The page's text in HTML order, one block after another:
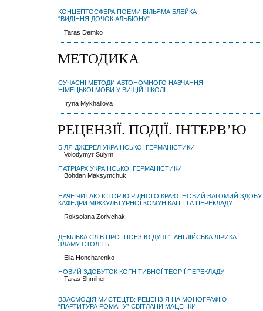
КОНЦЕПТОСФЕРА ПОЕМИ ВІЛЬЯМА БЛЕЙКА
“ВИДІННЯ ДОЧОК АЛЬБІОНУ”
Taras Demko
МЕТОДИКА
СУЧАСНІ МЕТОДИ АВТОНОМНОГО НАВЧАННЯ
НІМЕЦЬКОЇ МОВИ У ВИЩІЙ ШКОЛІ
Iryna Mykhailova
РЕЦЕНЗІЇ. ПОДІЇ. ІНТЕРВ’Ю
БІЛЯ ДЖЕРЕЛ УКРАЇНСЬКОЇ ГЕРМАНІСТИКИ
Volodymyr Sulym
ПАТРІАРХ УКРАЇНСЬКОЇ ГЕРМАНІСТИКИ
Bohdan Maksymchuk
НАЧЕ ЧИТАЮ ІСТОРІЮ РІДНОГО КРАЮ: НОВИЙ ВАГОМИЙ
КАФЕДРИ МІЖКУЛЬТУРНОЇ КОМУНІКАЦІЇ ТА ПЕРЕКЛАДУ
Roksolana Zorivchak
ДЕКІЛЬКА СЛІВ ПРО “ПОЕЗІЮ ДУШІ”: АНГЛІЙСЬКА ЛІРИКА
ЗЛАМУ СТОЛІТЬ
Ella Honcharenko
НОВИЙ ЗДОБУТОК КОГНІТИВНОЇ ТЕОРІЇ ПЕРЕКЛАДУ
Taras Shmiher
ВЗАЄМОДІЯ МИСТЕЦТВ: РЕЦЕНЗІЯ НА МОНОГРАФІЮ
“ПАРТИТУРА РОМАНУ” СВІТЛАНИ МАЦЕНКИ